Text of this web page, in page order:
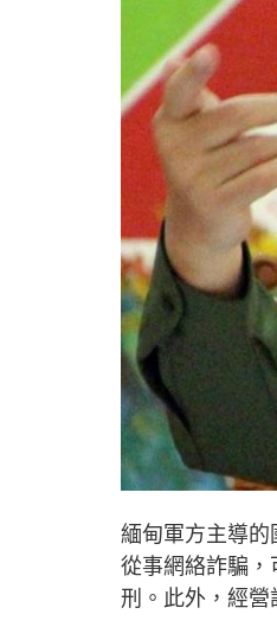
緬甸軍方主導
從事網絡詐騙
刑。此外，經營